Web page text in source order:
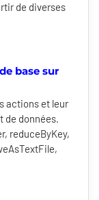
de diverses
base sur
actions et leur
de données.
reduceByKey,